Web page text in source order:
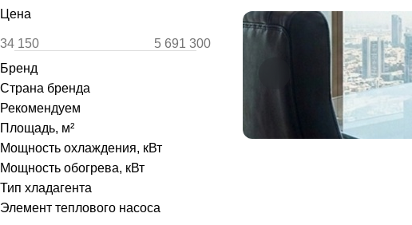
Цена
Бренд
Страна бренда
Рекомендуем
Площадь, м²
Мощность охлаждения, кВт
Мощность обогрева, кВт
Тип хладагента
Элемент теплового насоса